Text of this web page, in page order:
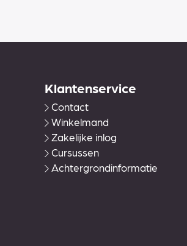
Klantenservice
Contact
Winkelmand
Zakelijke inlog
Cursussen
Achtergrondinformatie